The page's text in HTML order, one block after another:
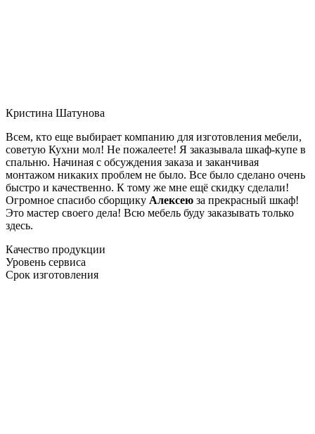
Кристина Шатунова
Всем, кто еще выбирает компанию для изготовления мебели,
советую Кухни мол! Не пожалеете! Я заказывала шкаф-купе в
спальню. Начиная с обсуждения заказа и заканчивая
монтажом никаких проблем не было. Все было сделано очень
быстро и качественно. К тому же мне ещё скидку сделали!
Огромное спасибо сборщику Алексею за прекрасный шкаф!
Это мастер своего дела! Всю мебель буду заказывать только
здесь.
Качество продукции
Уровень сервиса
Срок изготовления